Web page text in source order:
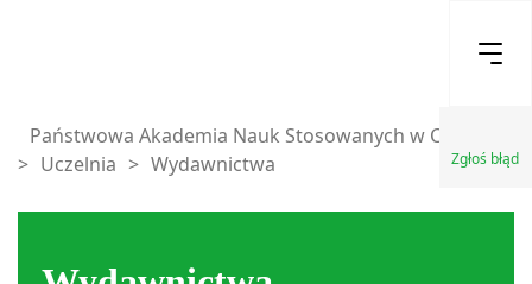
Zgłoś błąd
Państwowa Akademia Nauk Stosowanych w Chełmie
> Uczelnia > Wydawnictwa